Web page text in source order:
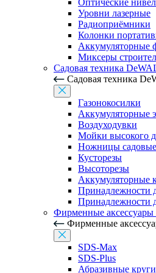
Оптические
Уровни лазерные
Радиоприёмники
Колонки
Аккумуляторные
Миксеры
Садовая техника
Садовая техника
Газонокосилки
Аккумуляторные
Воздуходувки
Мойки высокого
Ножницы садовые
Кусторезы
Высоторезы
Аккумуляторные
Принадлежности
Принадлежности
Фирменные
Фирменные
SDS-Max
SDS-Plus
Абразивные круги